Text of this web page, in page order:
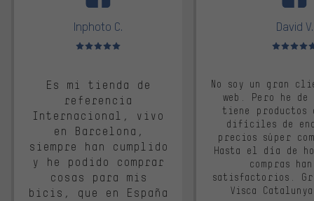
Inphoto C.
Valoración media: 5 de 5
Es mi tienda de
referencia
Internacional, vivo
en Barcelona,
siempre han cumplido
y he podido comprar
cosas para mis
bicis, que en España
David V.
Valoración
No soy un gran
web. Pero he
tiene productos
difíciles de
precios súper
Hasta el día de
compras
satisfactorios.
Visca